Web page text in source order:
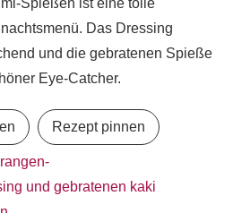
Spießen ist eine tolle
Das Dressing
und die gebratenen Spieße
Eye-Catcher.
Rezept pinnen